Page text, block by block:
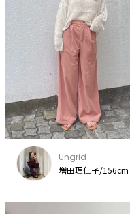
Ungrid
増田理佳子/156cm